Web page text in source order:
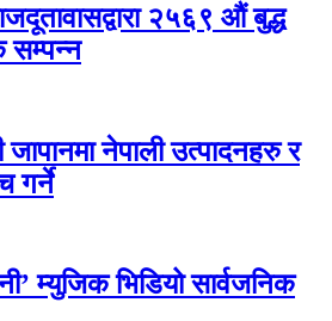
२५६९ औं बुद्ध
सम्पन्न
नेपाली उत्पादनहरु र
गर्ने
म्युजिक भिडियो सार्वजनिक